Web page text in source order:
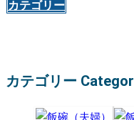
カテゴリー
カテゴリー